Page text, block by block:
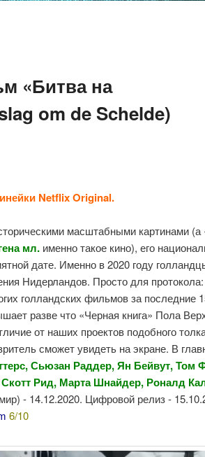
«Битва на
om de Schelde)
Netflix Original.
масштабными картинами (а
мл. именно такое кино), его
дате. Именно в 2020 году
Нидерландов. Просто для
голландских фильмов за последние
разве что «Черная книга» Пола
от наших проектов подобного
сможет увидеть на экране. В
Сьюзан Раддер, Ян Бейвут, Том
Рид, Марта Шнайдер, Роналд
- 14.12.2020. Цифровой релиз -
6/10